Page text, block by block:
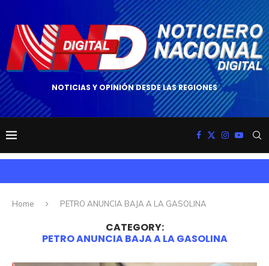
NOTICIAS Y OPINIÓN DESDE LAS REGIONES
Home PETRO ANUNCIA BAJA A LA GASOLINA
CATEGORY:
PETRO ANUNCIA BAJA A LA GASOLINA